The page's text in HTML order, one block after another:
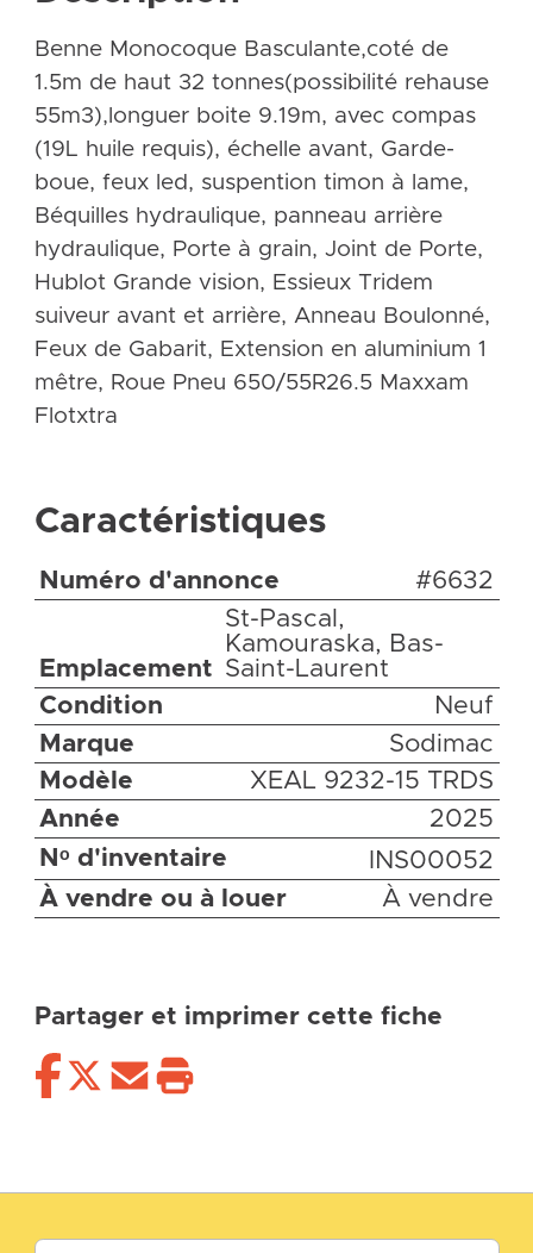
Benne Monocoque Basculante,coté de
1.5m de haut 32 tonnes(possibilité rehause
55m3),longuer boite 9.19m, avec compas
(19L huile requis), échelle avant, Garde-
boue, feux led, suspention timon à lame,
Béquilles hydraulique, panneau arrière
hydraulique, Porte à grain, Joint de Porte,
Hublot Grande vision, Essieux Tridem
suiveur avant et arrière, Anneau Boulonné,
Feux de Gabarit, Extension en aluminium 1
mêtre, Roue Pneu 650/55R26.5 Maxxam
Flotxtra
Caractéristiques
Numéro d'annonce #6632
Emplacement
St-Pascal,
Kamouraska, Bas-
Saint-Laurent
Condition
Neuf
Marque
Sodimac
Modèle
XEAL 9232-15 TRDS
Année
2025
Nᵒ d'inventaire
INS00052
À vendre ou à louer
À vendre
Partager et imprimer cette fiche